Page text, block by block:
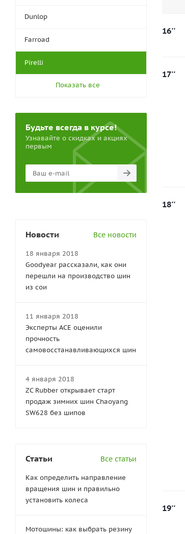
16''
17''
18''
19''
Dunlop
Farroad
Pirelli
Показать все
Будьте всегда в курсе!
Узнавайте о скидках и акциях
первым
Новости Все новости
18 января 2018
Goodyear рассказали, как они
перешли на производство шин
из сои
11 января 2018
Эксперты АСЕ оценили
прочность
самовосстанавливающихся шин
4 января 2018
ZC Rubber открывает старт
продаж зимних шин Chaoyang
SW628 без шипов
Статьи Все статьи
Как определить направление
вращения шин и правильно
установить колеса
Мотошины: как выбрать резину